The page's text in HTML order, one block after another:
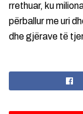
rrethuar, ku
përballur me uri
dhe gjërave të